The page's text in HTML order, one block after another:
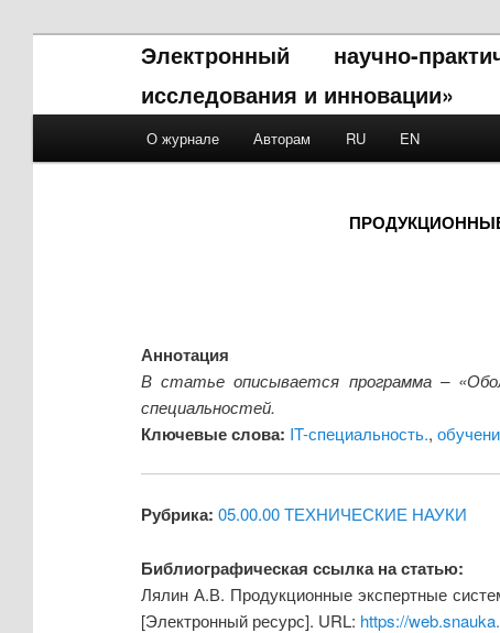
Электронный научно-
исследования и инновации»
Skip to primary content
Skip to secondary content
О журнале Авторам RU EN
Аннотация
В статье описывается программа –
специальностей.
Ключевые слова: IT-специальность.,
Рубрика: 05.00.00 ТЕХНИЧЕСКИЕ НАУКИ
Библиографическая ссылка на статью:
Лялин А.В. Продукционные экспертные
[Электронный ресурс]. URL: https://